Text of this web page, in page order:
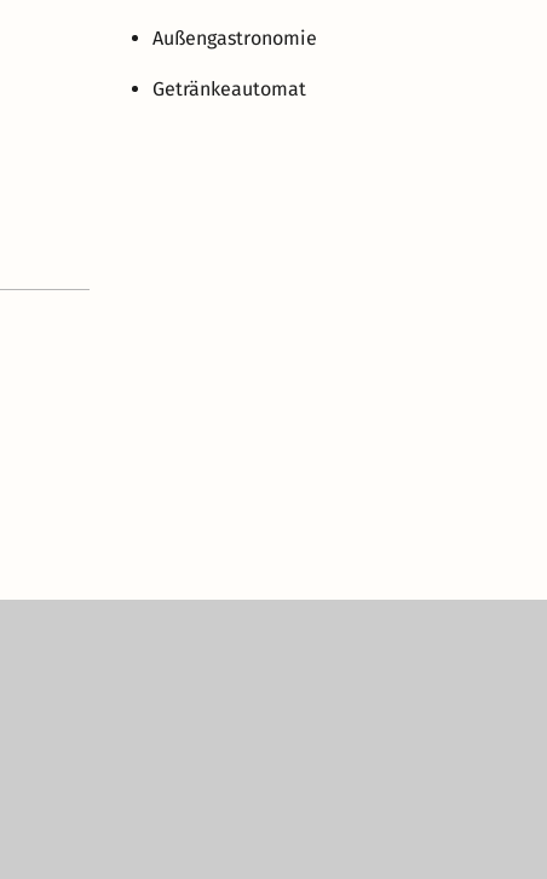
Außengastronomie
Getränkeautomat